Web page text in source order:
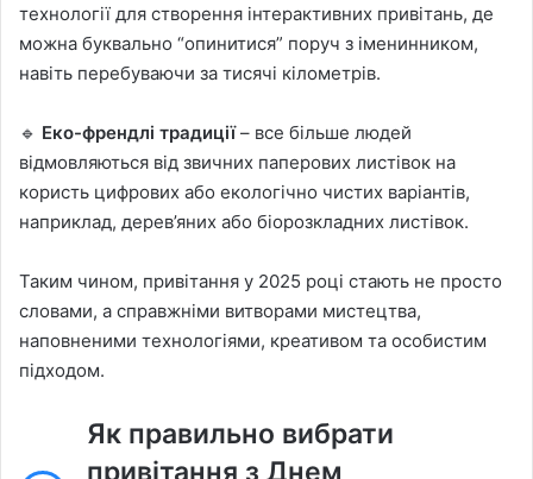
технології для створення інтерактивних привітань, де
можна буквально “опинитися” поруч з іменинником,
навіть перебуваючи за тисячі кілометрів.
🔹 Еко-френдлі традиції– все більше людей
відмовляються від звичних паперових листівок на
користь цифрових або екологічно чистих варіантів,
наприклад, дерев’яних або біорозкладних листівок.
Таким чином, привітання у 2025 році стають не просто
словами, а справжніми витворами мистецтва,
наповненими технологіями, креативом та особистим
підходом.
Як правильно вибрати
привітання з Днем